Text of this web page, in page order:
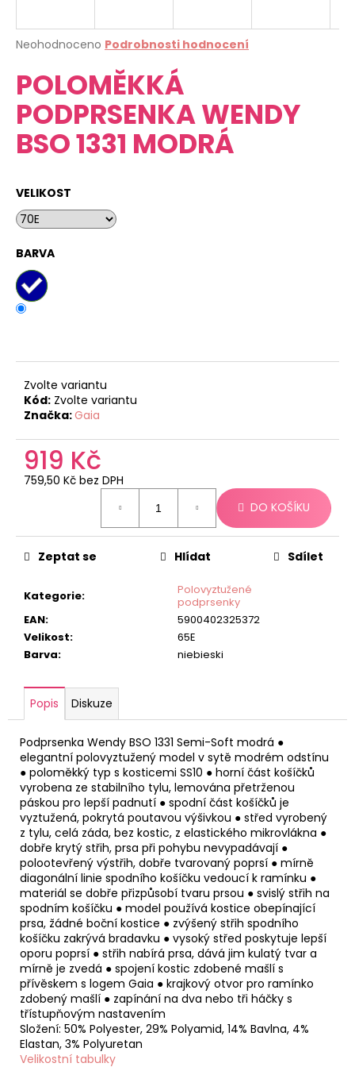
Průměrné
produktu
je
0,0
5
hvězdiček.
Neohodnoceno Podrobnosti hodnocení
POLOMĚKKÁ
PODPRSENKA WENDY
BSO 1331 MODRÁ
VELIKOST
BARVA
Zvolte variantu
Kód: Zvolte variantu
Značka:Gaia
919 Kč
759,50 Kč bez DPH
DO KOŠÍKU
Kategorie:
Polovyztužené
podprsenky
EAN:
5900402325372
Velikost:
65E
Barva: niebieski
Zeptat se Hlídat Sdílet
Popis Diskuze
Podprsenka Wendy BSO 1331 Semi-Soft modrá ●
elegantní polovyztužený model v sytě modrém odstínu
● poloměkký typ s kosticemi SS10 ● horní část košíčků
vyrobena ze stabilního tylu, lemována přetrženou
páskou pro lepší padnutí ● spodní část košíčků je
vyztužená, pokrytá poutavou výšivkou ● střed vyrobený
z tylu, celá záda, bez kostic, z elastického mikrovlákna ●
dobře krytý střih, prsa při pohybu nevypadávají ●
polootevřený výstřih, dobře tvarovaný poprsí ● mírně
diagonální linie spodního košíčku vedoucí k ramínku ●
materiál se dobře přizpůsobí tvaru prsou ● svislý střih na
spodním košíčku ● model používá kostice obepínající
prsa, žádné boční kostice ● zvýšený střih spodního
košíčku zakrývá bradavku ● vysoký střed poskytuje lepší
oporu poprsí ● střih nabírá prsa, dává jim kulatý tvar a
mírně je zvedá ● spojení kostic zdobené mašlí s
přívěskem s logem Gaia ● krajkový otvor pro ramínko
zdobený mašlí ● zapínání na dva nebo tři háčky s
třístupňovým nastavením
Složení: 50% Polyester, 29% Polyamid, 14% Bavlna, 4%
Elastan, 3% Polyuretan
Velikostní tabulky
j
t
?
D
o
p
o
č
u
e
e